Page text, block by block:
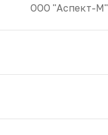
ООО "Аспект-М"